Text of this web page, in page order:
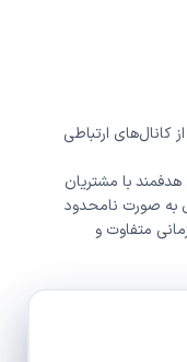
کانال‌های ارتباطی
با مشتریان
صورت نامحدود
متفاوت و